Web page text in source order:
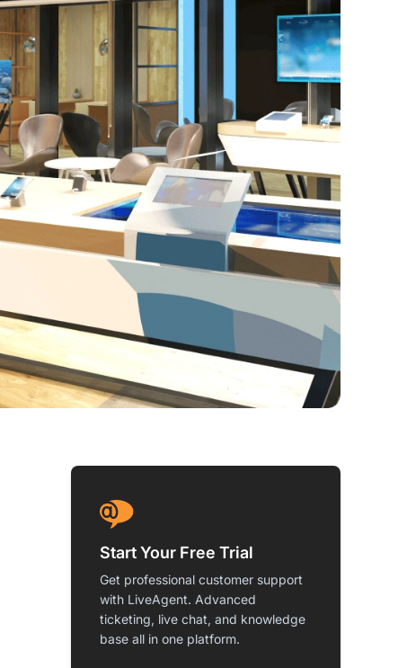
Start Your Free Trial
Get professional customer support
with LiveAgent. Advanced
ticketing, live chat, and knowledge
base all in one platform.